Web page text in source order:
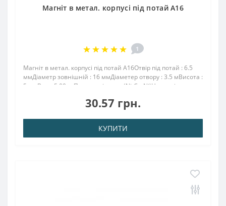
Магніт в метал. корпусі під потай A16
1
Магніт в метал. корпусі під потай A16Отвір під потай : 6.5
ммДіаметр зовнішній : 16 ммДіаметер отвору : 3.5 мВисота :
5 ммВага: 5,00 грПоверх. нікель .: (Ni-Cu-Ni)Намагнічення:
30.57 грн.
КУПИТИ